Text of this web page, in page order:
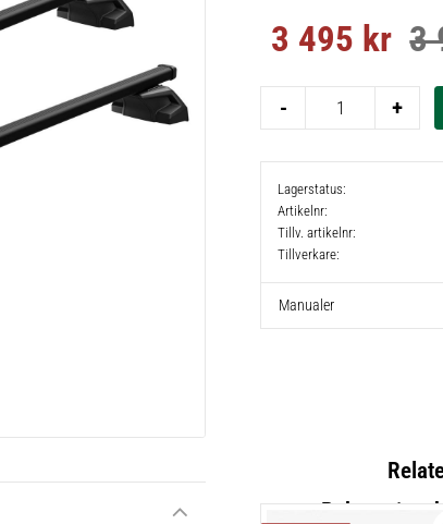
Nedsatt pris:
3 495 kr 3
+
-
Lagerstatus
Artikelnr
Tillv. artikelnr
Tillverkare
Manualer